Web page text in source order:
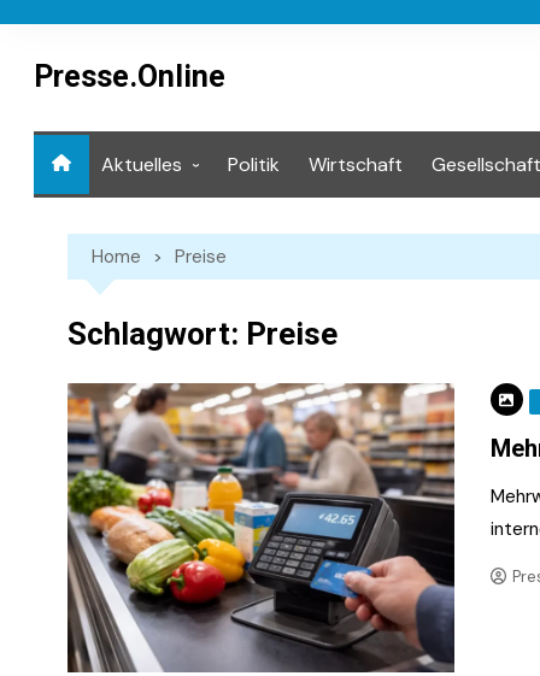
contentPresse.Online
Aktuelles Politik Wirtschaft Gesellschaft
Home Preise
Schlagwort: Preise